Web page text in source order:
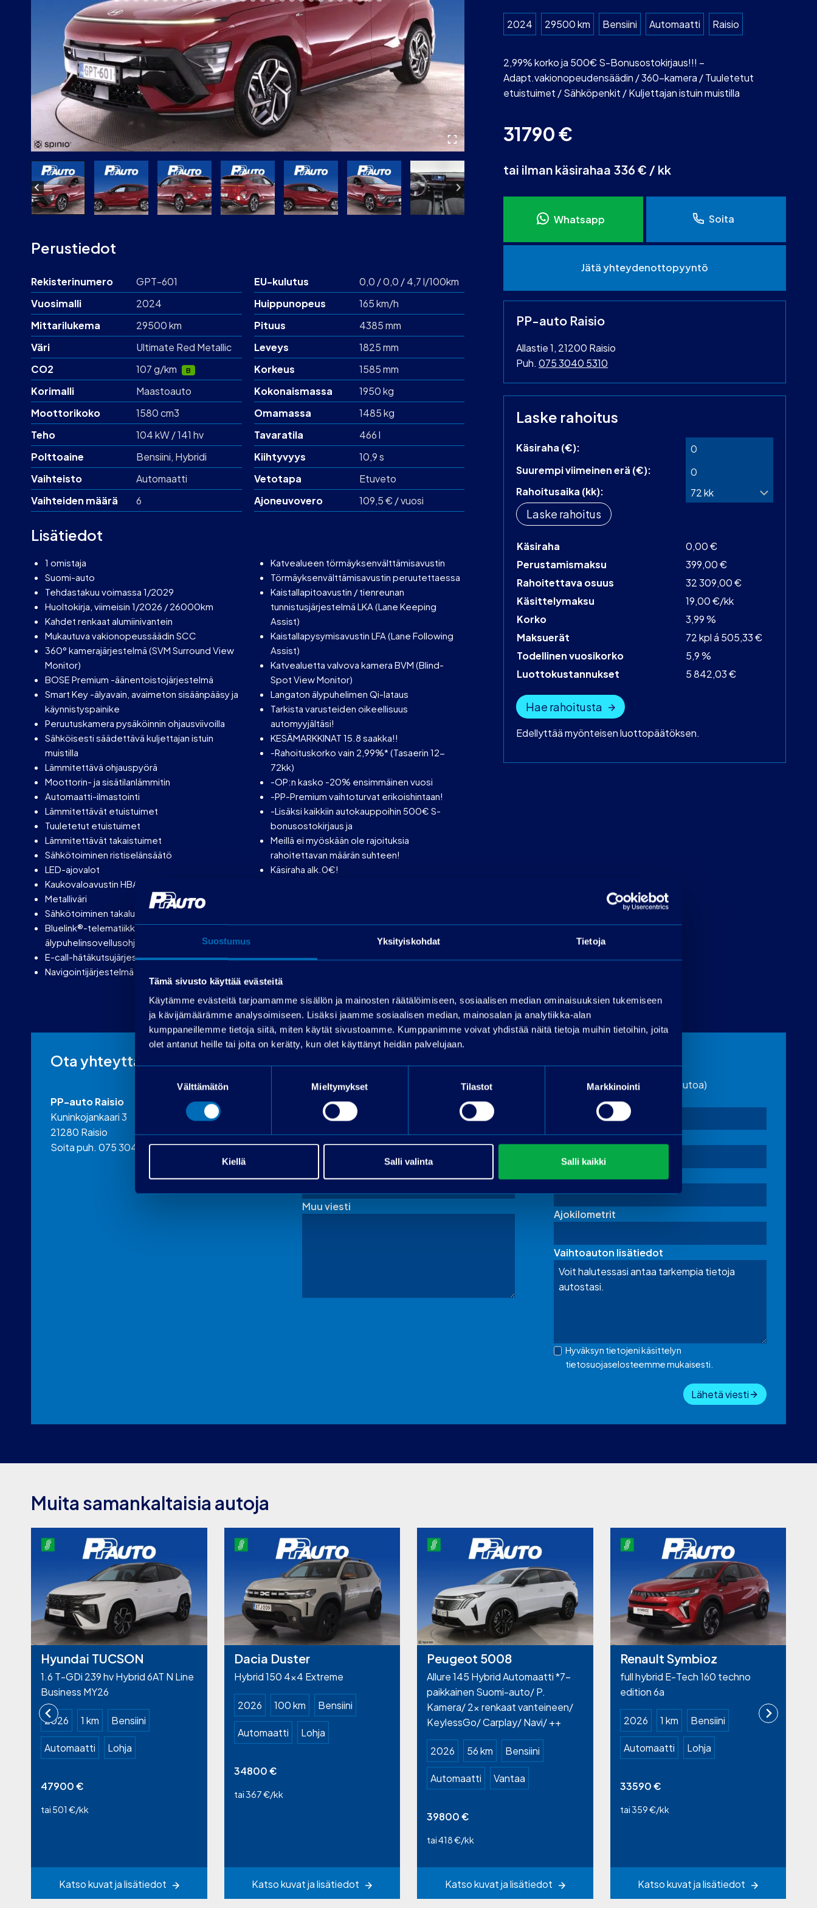
Suostumus Yksityiskohdat Tietoja
Tämä sivusto käyttää evästeitä
Käytämme evästeitä tarjoamamme sisällön ja mainosten räätälöimiseen, sosiaalisen median ominaisuuksien tukemiseen
ja kävijämäärämme analysoimiseen. Lisäksi jaamme sosiaalisen median, mainosalan ja analytiikka-alan
kumppaneillemme tietoja siitä, miten käytät sivustoamme. Kumppanimme voivat yhdistää näitä tietoja muihin tietoihin, joita
olet antanut heille tai joita on kerätty, kun olet käyttänyt heidän palvelujaan.
Välttämätön Mieltymykset Tilastot Markkinointi
Kiellä Salli valinta Salli kaikki
Perustiedot
Rekisterinumero
GPT-601
Vuosimalli
2024
Mittarilukema
29500 km
Väri
Ultimate Red Metallic
CO2
107 g/km B
Korimalli
Maastoauto
Moottorikoko
1580 cm3
Teho
104 kW / 141 hv
Polttoaine
Bensiini, Hybridi
Vaihteisto
Automaatti
Vaihteiden määrä
6
EU-kulutus
0,0 / 0,0 / 4,7 l/100km
Huippunopeus
165 km/h
Pituus
4385 mm
Leveys
1825 mm
Korkeus
1585 mm
Kokonaismassa
1950 kg
Omamassa
1485 kg
Tavaratila
466 l
Kiihtyvyys
10,9 s
Vetotapa
Etuveto
Ajoneuvovero
109,5 € / vuosi
Lisätiedot
1 omistaja
Suomi-auto
Tehdastakuu voimassa 1/2029
Huoltokirja, viimeisin 1/2026 / 26000km
Kahdet renkaat alumiinivantein
Mukautuva vakionopeussäädin SCC
360° kamerajärjestelmä (SVM Surround View
Monitor)
BOSE Premium -äänentoistojärjestelmä
Smart Key -älyavain, avaimeton sisäänpääsy ja
käynnistyspainike
Peruutuskamera pysäköinnin ohjausviivoilla
Sähköisesti säädettävä kuljettajan istuin
muistilla
Lämmitettävä ohjauspyörä
Moottorin- ja sisätilanlämmitin
Automaatti-ilmastointi
Lämmitettävät etuistuimet
Tuuletetut etuistuimet
Lämmitettävät takaistuimet
Sähkötoiminen ristiselänsäätö
LED-ajovalot
Kaukovaloavustin HBA
Metalliväri
Sähkötoiminen takaluukku
Bluelink®-telematiikka
älypuhelinsovellusohjauksella
E-call-hätäkutsujärjestelmä
Navigointijärjestelmä
Katvealueen törmäyksenvälttämisavustin
Törmäyksenvälttämisavustin peruutettaessa
Kaistallapitoavustin / tienreunan
tunnistusjärjestelmä LKA (Lane Keeping
Assist)
Kaistallapysymisavustin LFA (Lane Following
Assist)
Katvealuetta valvova kamera BVM (Blind-
Spot View Monitor)
Langaton älypuhelimen Qi-lataus
Tarkista varusteiden oikeellisuus
automyyjältäsi!
KESÄMARKKINAT 15.8 saakka!!
-Rahoituskorko vain 2,99%* (Tasaerin 12-
72kk)
-OP:n kasko -20% ensimmäinen vuosi
-PP-Premium vaihtoturvat erikoishintaan!
-Lisäksi kaikkiin autokauppoihin 500€ S-
bonusostokirjaus ja
Meillä ei myöskään ole rajoituksia
rahoitettavan määrän suhteen!
Käsiraha alk.0€!
OP-Rahoitus
Toimitus onnistuu sopimuksen mukaan ympäri
Suomen!
2024 29500 km Bensiini Automaatti Raisio
2,99% korko ja 500€ S-Bonusostokirjaus!!! –
Adapt.vakionopeudensäädin / 360-kamera / Tuuletetut
etuistuimet / Sähköpenkit / Kuljettajan istuin muistilla
31790€
tai ilman käsirahaa 336 € / kk
Whatsapp Soita
Jätä yhteydenottopyyntö
PP-auto Raisio
Allastie 1, 21200 Raisio
Puh.075 3040 5310
Laske rahoitus
Käsiraha (€):
Suurempi viimeinen erä (€):
Rahoitusaika (kk):
Laske rahoitus
Käsiraha
0,00 €
Perustamismaksu
399,00 €
Rahoitettava osuus
32 309,00 €
Käsittelymaksu
19,00 €/kk
Korko
3,99 %
Maksuerät
72 kpl á 505,33 €
Todellinen vuosikorko
5,9 %
Luottokustannukset
5 842,03 €
Hae rahoitusta
Edellyttää myönteisen luottopäätöksen.
Ota yhteyttä
PP-auto Raisio
Kuninkojankaari 3
21280 Raisio
Soita puh. 075 3040 5310
Nimi
Sähköpostiosoite*
Muu viesti
Vaihtoauton tiedot
(täytä jos tarjoat vaihdossa autoa)
Malli
Ajokilometrit
Vaihtoauton lisätiedot
Hyväksyn tietojeni käsittelyn
tietosuojaselosteemme mukaisesti.
Lähetä viesti
Muita samankaltaisia autoja
Hyundai TUCSON
1.6 T-GDi 239 hv Hybrid 6AT N Line
Business MY26
2026 1 km Bensiini
Automaatti Lohja
47900€
tai 501 €/kk
Katso kuvat ja lisätiedot
Dacia Duster
Hybrid 150 4×4 Extreme
2026 100 km Bensiini
Automaatti Lohja
34800€
tai 367 €/kk
Katso kuvat ja lisätiedot
Peugeot 5008
Allure 145 Hybrid Automaatti *7-
paikkainen Suomi-auto/ P.
Kamera/ 2x renkaat vanteineen/
KeylessGo/ Carplay/ Navi/ ++
2026 56 km Bensiini
Automaatti Vantaa
39800€
tai 418 €/kk
Katso kuvat ja lisätiedot
Renault Symbioz
full hybrid E-Tech 160 techno
edition 6a
2026 1 km Bensiini
Automaatti Lohja
33590€
tai 359 €/kk
Katso kuvat ja lisätiedot